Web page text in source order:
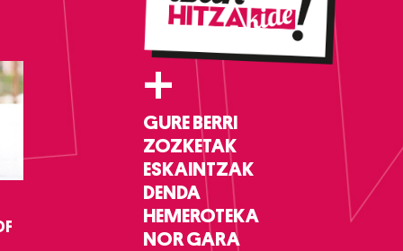
+
GURE BERRI
ZOZKETAK
ESKAINTZAK
DENDA
HEMEROTEKA
NOR GARA